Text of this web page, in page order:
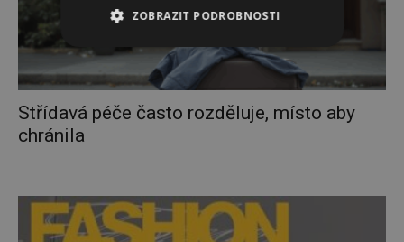
Střídavá péče často rozděluje, místo aby
chránila
ZOBRAZIT PODROBNOSTI